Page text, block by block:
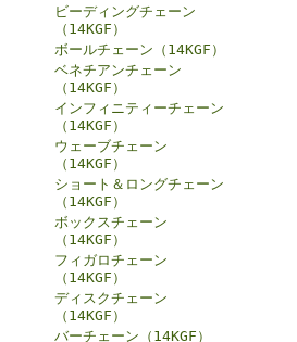
ビーディングチェーン
（14KGF）
ボールチェーン（14KGF）
ベネチアンチェーン
（14KGF）
インフィニティーチェーン
（14KGF）
ウェーブチェーン
（14KGF）
ショート＆ロングチェーン
（14KGF）
ボックスチェーン
（14KGF）
フィガロチェーン
（14KGF）
ディスクチェーン
（14KGF）
バーチェーン（14KGF）